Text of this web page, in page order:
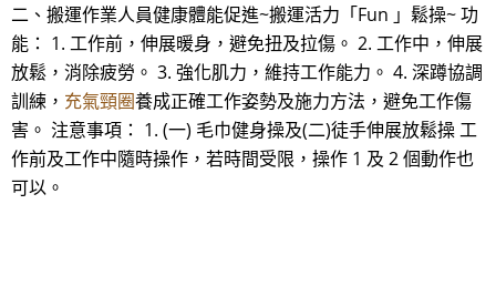
二、搬運作業人員健康體能促進~搬運活力「Fun 」鬆操~ 功
能： 1. 工作前，伸展暖身，避免扭及拉傷。 2. 工作中，伸展
放鬆，消除疲勞。 3. 強化肌力，維持工作能力。 4. 深蹲協調
訓練， 充氣頸圈養成正確工作姿勢及施力方法，避免工作傷
害。 注意事項： 1. (一) 毛巾健身操及(二)徒手伸展放鬆操 工
作前及工作中隨時操作，若時間受限，操作 1 及 2 個動作也
可以。